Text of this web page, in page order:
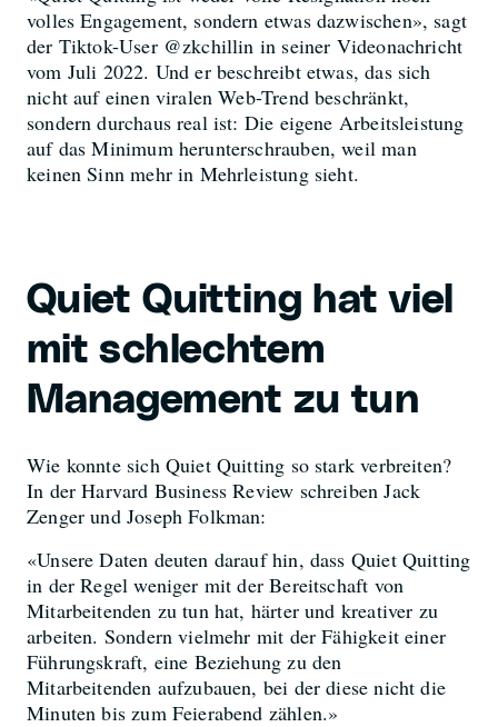
volles Engagement, sondern etwas dazwischen», sagt
der Tiktok-User @zkchillin in seiner Videonachricht
vom Juli 2022. Und er beschreibt etwas, das sich
nicht auf einen viralen Web-Trend beschränkt,
sondern durchaus real ist: Die eigene Arbeitsleistung
auf das Minimum herunterschrauben, weil man
keinen Sinn mehr in Mehrleistung sieht.
Quiet Quitting hat viel
mit schlechtem
Management zu tun
Wie konnte sich Quiet Quitting so stark verbreiten?
In der Harvard Business Review schreiben Jack
Zenger und Joseph Folkman:
«Unsere Daten deuten darauf hin, dass Quiet Quitting
in der Regel weniger mit der Bereitschaft von
Mitarbeitenden zu tun hat, härter und kreativer zu
arbeiten. Sondern vielmehr mit der Fähigkeit einer
Führungskraft, eine Beziehung zu den
Mitarbeitenden aufzubauen, bei der diese nicht die
Minuten bis zum Feierabend zählen.»